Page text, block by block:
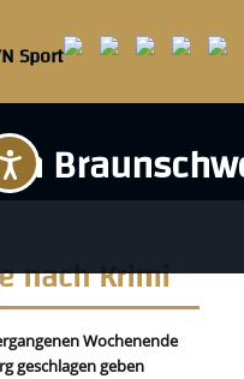
nach Krimi
Wochenende
geschlagen geben